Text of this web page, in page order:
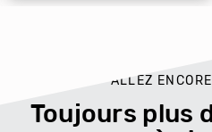
ALLEZ
Toujours plus